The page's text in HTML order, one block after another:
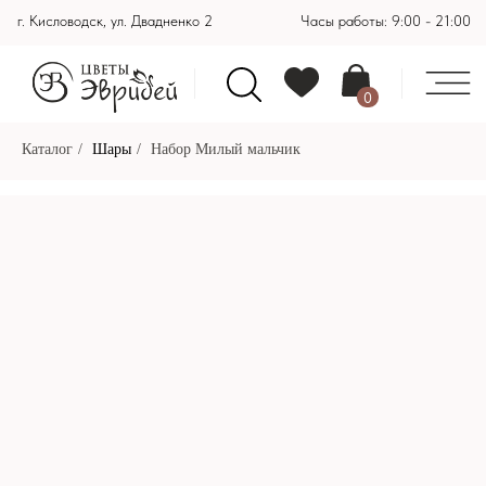
г. Кисловодск, ул. Двадненко 2 Часы работы: 9:00 - 21:00
Каталог / Шары / Набор Милый мальчик